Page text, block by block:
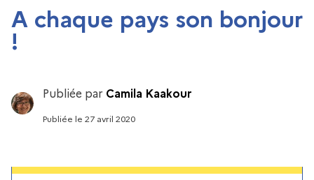
A chaque pays son bonjour
!
Publiée par Camila Kaakour
Publiée le 27 avril 2020